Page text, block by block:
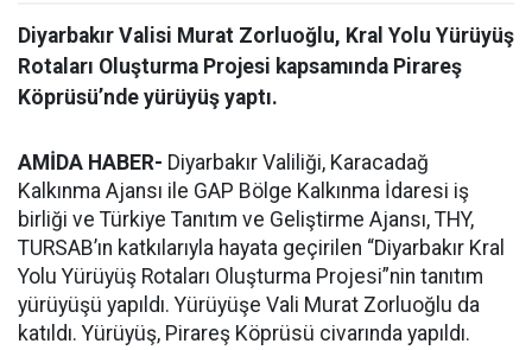
Diyarbakır Valisi Murat Zorluoğlu, Kral Yolu Yürüyüş
Rotaları Oluşturma Projesi kapsamında Pirareş
Köprüsü’nde yürüyüş yaptı.
AMİDA HABER- Diyarbakır Valiliği, Karacadağ
Kalkınma Ajansı ile GAP Bölge Kalkınma İdaresi iş
birliği ve Türkiye Tanıtım ve Geliştirme Ajansı, THY,
TURSAB’ın katkılarıyla hayata geçirilen “Diyarbakır Kral
Yolu Yürüyüş Rotaları Oluşturma Projesi”nin tanıtım
yürüyüşü yapıldı. Yürüyüşe Vali Murat Zorluoğlu da
katıldı. Yürüyüş, Pirareş Köprüsü civarında yapıldı.